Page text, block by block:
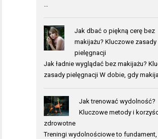
…
Jak dbać o piękną cerę bez
makijażu? Kluczowe zasady
pielęgnacji
Jak ładnie wyglądać bez makijażu?
zasady pielęgnacji W dobie, gdy
Jak trenować wydolność?
Kluczowe metody i
zdrowotne
Treningi wydolnościowe to fundament,